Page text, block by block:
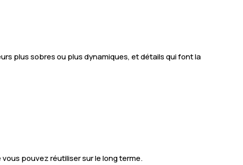
plus sobres ou plus dynamiques, et détails qui font la
pouvez réutiliser sur le long terme.